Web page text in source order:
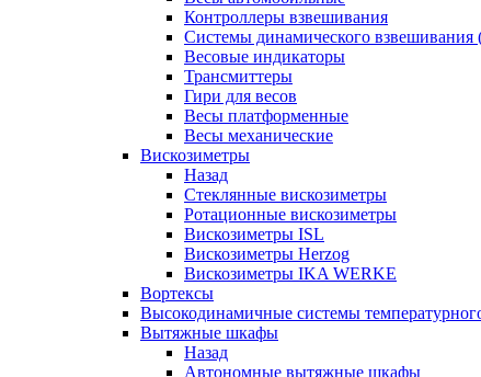
Контроллеры взвешивания
Системы динамического
Весовые индикаторы
Трансмиттеры
Гири для весов
Весы платформенные
Весы механические
Вискозиметры
Назад
Стеклянные вискозиметры
Ротационные вискозиметры
Вискозиметры ISL
Вискозиметры Herzog
Вискозиметры IKA WERKE
Вортексы
Высокодинамичные системы
Вытяжные шкафы
Назад
Автономные вытяжные шкафы